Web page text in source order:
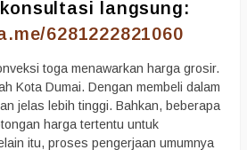
langsung:
6281222821060
toga menawarkan harga grosir.
Kota Dumai. Dengan membeli dalam
jelas lebih tinggi. Bahkan, beberapa
harga tertentu untuk
itu, proses pengerjaan umumnya